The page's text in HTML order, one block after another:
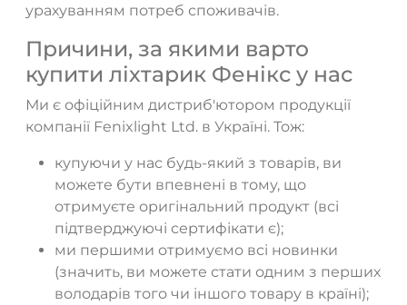
урахуванням потреб споживачів.
Причини, за якими варто
купити ліхтарик Фенікс у нас
Ми є офіційним дистриб'ютором продукції
компанії Fenixlight Ltd. в Україні. Тож:
купуючи у нас будь-який з товарів, ви
можете бути впевнені в тому, що
отримуєте оригінальний продукт (всі
підтверджуючі сертифікати є);
ми першими отримуємо всі новинки
(значить, ви можете стати одним з перших
володарів того чи іншого товару в країні);